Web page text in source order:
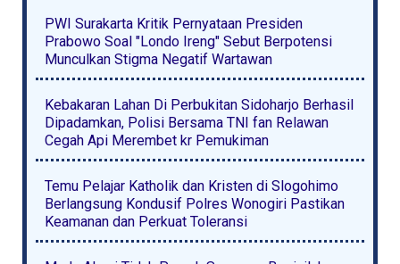
PWI Surakarta Kritik Pernyataan Presiden
Prabowo Soal "Londo Ireng" Sebut Berpotensi
Munculkan Stigma Negatif Wartawan
Kebakaran Lahan Di Perbukitan Sidoharjo Berhasil
Dipadamkan, Polisi Bersama TNI fan Relawan
Cegah Api Merembet kr Pemukiman
Temu Pelajar Katholik dan Kristen di Slogohimo
Berlangsung Kondusif Polres Wonogiri Pastikan
Keamanan dan Perkuat Toleransi